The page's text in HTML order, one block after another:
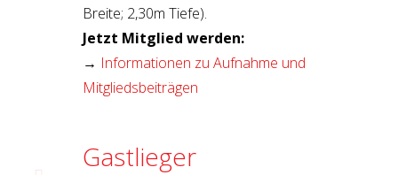
Breite; 2,30m Tiefe).
Jetzt Mitglied werden:
→ Informationen zu Aufnahme und
Mitgliedsbeiträgen
Gastlieger